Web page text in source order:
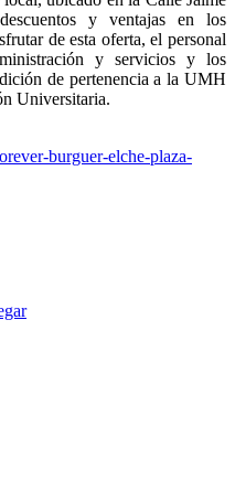
y ventajas en los
de esta oferta, el personal
y servicios y los
de pertenencia a la UMH
Universitaria.
burguer-elche-plaza-